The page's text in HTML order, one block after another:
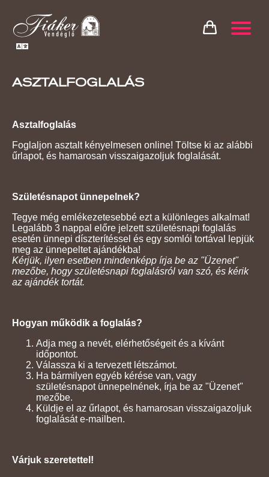
ASZTALFOGLALÁS
Asztalfoglalás
Foglaljon asztalt kényelmesen online! Töltse ki az alábbi
űrlapot, és hamarosan visszaigazoljuk foglalását.
Születésnapot ünnepelnek?
Tegye még emlékezetesebbé ezt a különleges alkalmat!
Legalább 3 nappal előre jelzett születésnapi foglalás
esetén ünnepi díszterítéssel és egy somlói tortával lepjük
meg az ünnepeltet ajándékba!
Kérjük, ilyen esetben mindenképp írja be az "Üzenet"
mezőbe, hogy születésnapi foglalásról van szó, és kérik
az ajándék tortát.
Hogyan működik a foglalás?
Adja meg a nevét, elérhetőségeit és a kívánt
időpontot.
Válassza ki a tervezett létszámot.
Ha bármilyen egyéb kérése van, vagy
születésnapot ünnepelnének, írja be az "Üzenet"
mezőbe.
Küldje el az űrlapot, és hamarosan visszaigazoljuk
foglalását e-mailben.
Várjuk szeretettel!